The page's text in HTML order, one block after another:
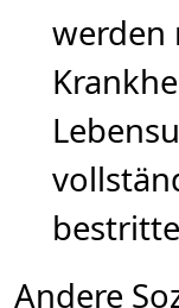
werden
Andere